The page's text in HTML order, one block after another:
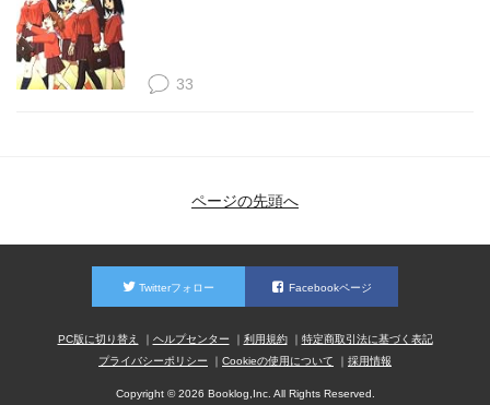
33
ページの先頭へ
Twitterフォロー Facebookページ
PC版に切り替え ヘルプセンター 利用規約
特定商取引法に基づく表記
プライバシーポリシー
Cookieの使用について 採用情報
Copyright © 2026 Booklog,Inc. All Rights Reserved.